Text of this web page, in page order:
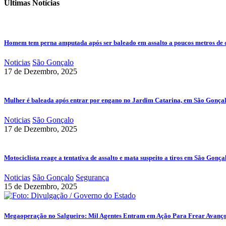
Últimas Notícias
Homem tem perna amputada após ser baleado em assalto a poucos metros de
Noticias São Gonçalo
17 de Dezembro, 2025
Mulher é baleada após entrar por engano no Jardim Catarina, em São
Noticias São Gonçalo
17 de Dezembro, 2025
Motociclista reage a tentativa de assalto e mata suspeito a tiros em São
Noticias São Gonçalo Segurança
15 de Dezembro, 2025
Megaoperação no Salgueiro: Mil Agentes Entram em Ação Para Frear